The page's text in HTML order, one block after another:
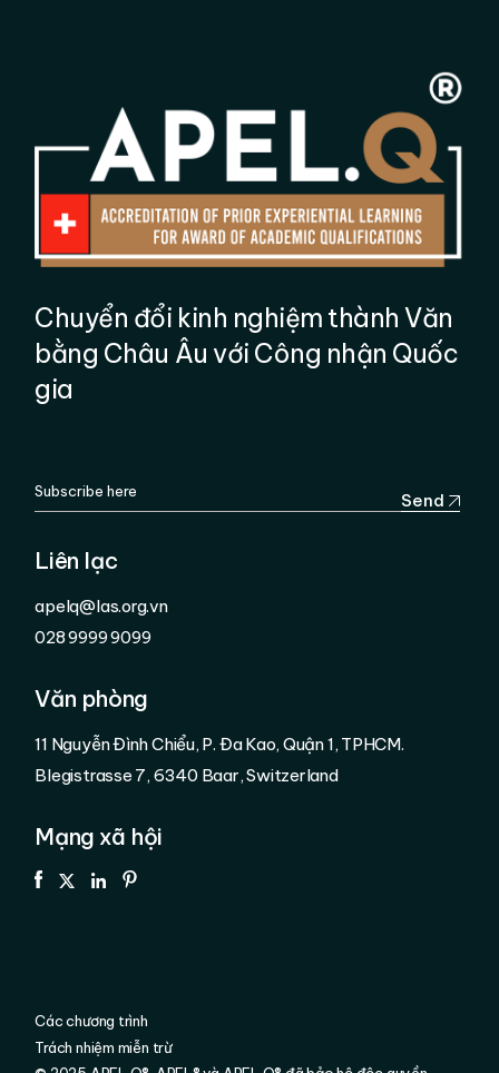
Chuyển đổi kinh nghiệm thành Văn
bằng Châu Âu với Công nhận Quốc
gia
Send
Liên lạc
apelq@las.org.vn
028 9999 9099
Văn phòng
11 Nguyễn Đình Chiểu, P. Đa Kao, Quận 1, TPHCM.
Blegistrasse 7, 6340 Baar, Switzerland
Mạng xã hội
Các chương trình
Trách nhiệm miễn trừ